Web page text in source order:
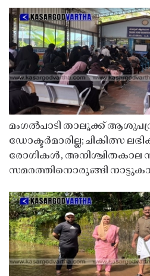
മംഗൽപാടി താലൂക്ക്
ഡോക്ടർമാരില്ല; ചികിത്സ
രോഗികൾ, അനിശ്ചിതകാല
സമരത്തിനൊരുങ്ങി